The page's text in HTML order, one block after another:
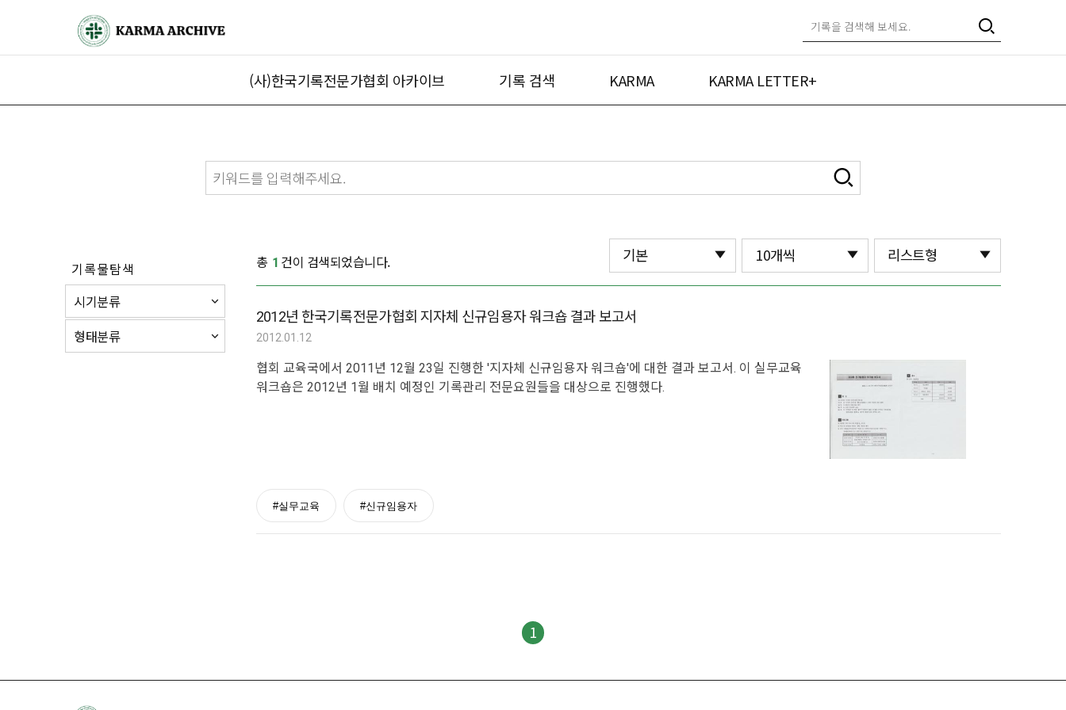
(사)한국기록전문가협회 아카이브 기록 검색 KARMA KARMA LETTER+
기록물탐색
시기분류
형태분류
총 1 건이 검색되었습니다. 기본 10개씩 리스트형
2012년 한국기록전문가협회 지자체 신규임용자 워크숍 결과 보고서
2012.01.12
협회 교육국에서 2011년 12월 23일 진행한 '지자체 신규임용자 워크숍'에 대한 결과 보고서. 이 실무교육
워크숍은 2012년 1월 배치 예정인 기록관리 전문요원들을 대상으로 진행했다.
#실무교육 #신규임용자
1